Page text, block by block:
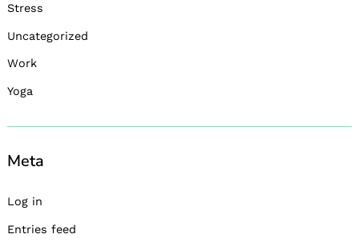
Stress
Uncategorized
Work
Yoga
Meta
Log in
Entries feed